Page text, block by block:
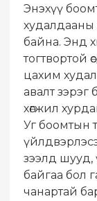
Энэхүү
худалдааны
байна. Энд
тогтвортой
цахим
авалт
хөгжил
Уг боомтын
зээлд шууд,
байгаа бол
чанартай